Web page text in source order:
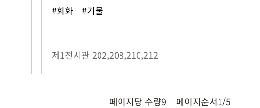
#회화 #기물
제1전시관 202,208,210,212
페이지당 수량9 페이지순서1/5